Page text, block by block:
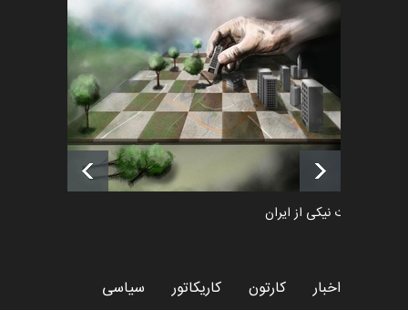
فراخوان رویداد کارگاهی کارتون و
پوستر "ایران سربل…
اخبار 6 ماه قبل
لیست شرکت کنندگان یازدهمین
جشنواره بین‌المللی کا…
اخبار
طراوت نیکی از ایران
اخبار کارتون کاریکاتور سیاسی